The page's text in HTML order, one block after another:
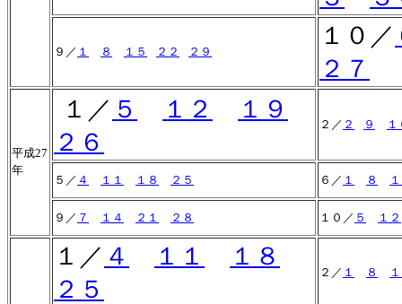
９／ １ ８ １５ ２２ ２９
１０／
２７
平成27
年
１／ ５ １２
１９
２６
２／ ２ ９ １
５／ ４ １１ １８ ２５ ６／ １ ８
９／ ７ １４ ２１ ２８ １０／ ５ １２
１／ ４ １１
１８
２５
２／ １ ８